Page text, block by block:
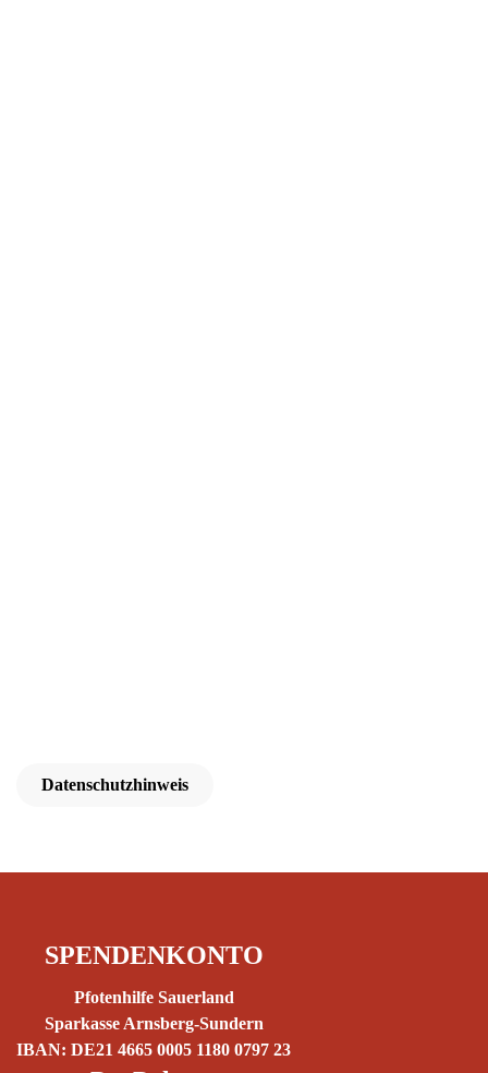
Datenschutzhinweis
SPENDENKONTO
Pfotenhilfe Sauerland
Sparkasse Arnsberg-Sundern
IBAN: DE21 4665 0005 1180 0797 23